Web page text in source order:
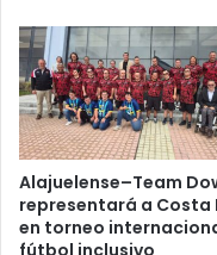
Alajuelense–Team
representará a Costa
en torneo